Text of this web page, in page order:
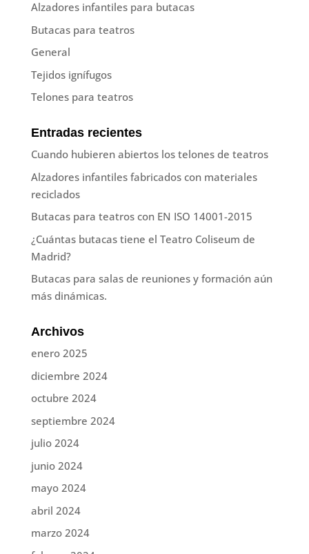
Alzadores infantiles para butacas
Butacas para teatros
General
Tejidos ignífugos
Telones para teatros
Entradas recientes
Cuando hubieren abiertos los telones de teatros
Alzadores infantiles fabricados con materiales
reciclados
Butacas para teatros con EN ISO 14001-2015
¿Cuántas butacas tiene el Teatro Coliseum de
Madrid?
Butacas para salas de reuniones y formación aún
más dinámicas.
Archivos
enero 2025
diciembre 2024
octubre 2024
septiembre 2024
julio 2024
junio 2024
mayo 2024
abril 2024
marzo 2024